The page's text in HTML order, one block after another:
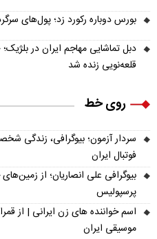
بورس دوباره رکورد زد؛ پول‌های
دبل تماشایی مهاجم ایران در
قلعه‌نویی زنده شد
روی خط
سردار آزمون؛ بیوگرافی، زندگی
فوتبال ایران
بیوگرافی علی انصاریان؛ از
پرسپولیس
اسم خواننده های زن ایرانی | از
موسیقی ایران